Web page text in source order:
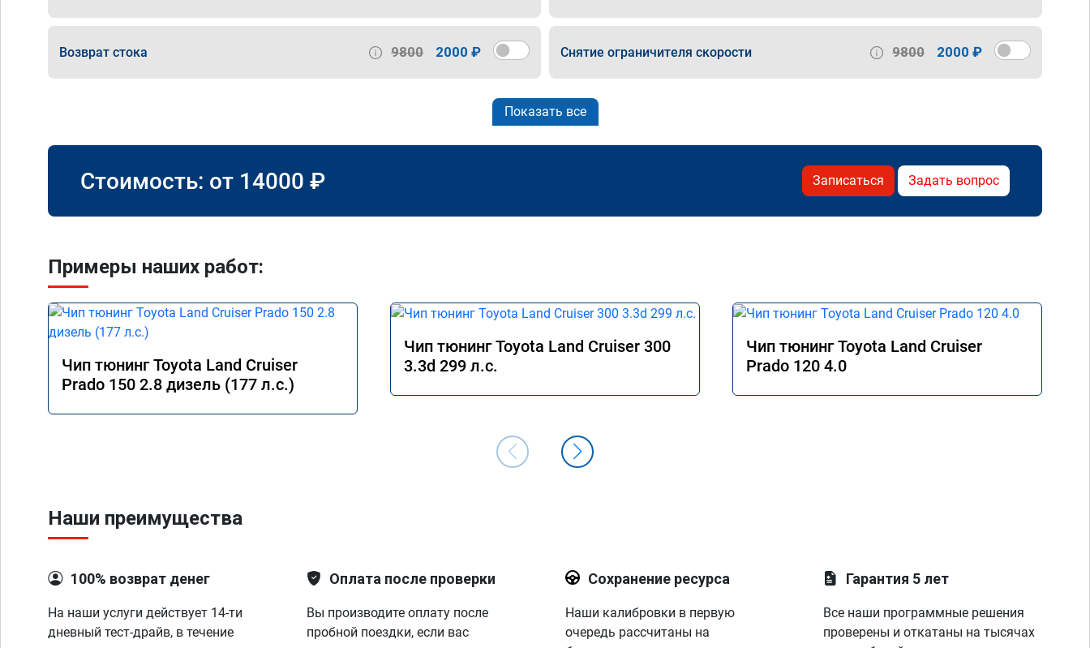
Возврат стока 9800 2000 ₽ Снятие ограничителя скорости 9800 2000 ₽
Показать все
Стоимость: от 14000 ₽ Записаться Задать вопрос
Примеры наших работ:
Чип тюнинг Toyota Land Cruiser
Prado 150 2.8 дизель (177 л.с.)
Чип тюнинг Toyota Land Cruiser 300
3.3d 299 л.с.
Чип тюнинг Toyota Land Cruiser
Prado 120 4.0
Наши преимущества
100% возврат денег
На наши услуги действует 14-ти
дневный тест-драйв, в течение
Оплата после проверки
Вы производите оплату после
пробной поездки, если вас
Сохранение ресурса
Наши калибровки в первую
очередь рассчитаны на
Гарантия 5 лет
Все наши программные решения
проверены и откатаны на тысячах